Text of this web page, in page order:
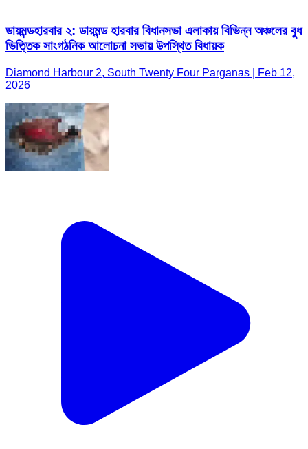
ডায়মন্ডহারবার ২: ডায়মন্ড হারবার বিধানসভা এলাকায় বিভিন্ন অঞ্চলের বুধ
ভিত্তিক সাংগঠনিক আলোচনা সভায় উপস্থিত বিধায়ক
Diamond Harbour 2, South Twenty Four Parganas | Feb 12,
2026